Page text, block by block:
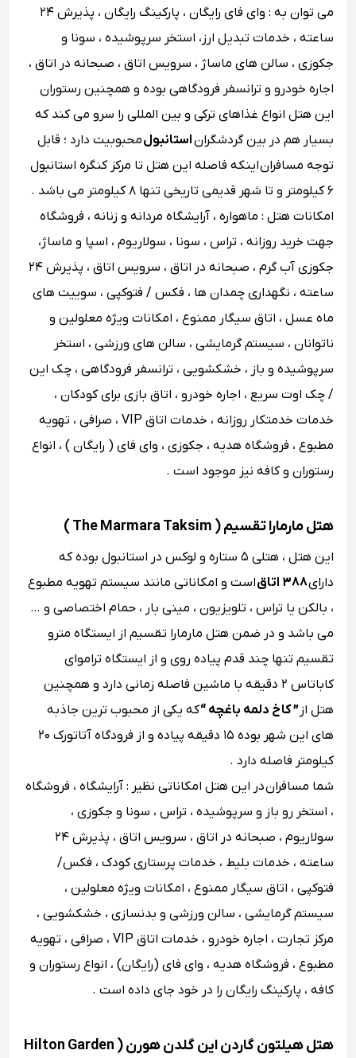
می توان به : وای ‌فای رایگان ‌، پارکینگ رایگان ، پذیرش ۲۴
ساعته ، خدمات تبدیل ارز، استخر سرپوشیده ، سونا و
جکوزی ، سالن های ماساژ ، سرویس اتاق ، صبحانه در اتاق ،
اجاره خودرو و ترانسفر فرودگاهی بوده و همچنین رستوران
این هتل انواع غذاهای ترکی و بین ‌المللی را سرو می ‌کند که
بسیار هم در بین گردشگراناستانبولمحبوبیت دارد ؛ قابل
توجه مسافران اینکه فاصله این هتل تا مرکز کنگره استانبول
۶ کیلومتر و تا شهر قدیمی تاریخی تنها ۸ کیلومتر می باشد .
امکانات هتل : ماهواره ، آرایشگاه مردانه و زنانه ، فروشگاه
جهت خرید روزانه ، تراس ، سونا ، سولاریوم ، اسپا و ماساژ،
جکوزی آب گرم ، صبحانه در اتاق ، سرویس اتاق ، پذیرش ۲۴
ساعته ، نگهداری چمدان‌ ها ، فکس / فتوکپی ، سوییت های
ماه عسل ، اتاق سیگار ممنوع ، امکانات ویژه معلولین و
ناتوانان ، سیستم گرمایشی ، سالن های ورزشی ، استخر
سرپوشیده و باز ، خشکشویی ، ترانسفر فرودگاهی ، چک این
/ چک اوت سریع ، اجاره خودرو ، اتاق بازی برای کودکان ،
خدمات خدمتکار روزانه ، خدمات اتاق VIP ، صرافی ، تهویه
مطبوع ، فروشگاه هدیه ، جکوزی ، وای‌ فای ( رایگان ) ، انواع
رستوران و کافه نیز موجود است .
هتل مارمارا تقسیم ( The Marmara Taksim )
این هتل ، هتلی ۵ ستاره و لوکس در استانبول بوده که
دارای۳۸۸ اتاق
است و امکاناتی مانند سیستم تهویه مطبوع
، بالکن یا تراس ، تلویزیون ، مینی بار ، حمام اختصاصی و …
می باشد و در ضمن هتل مارمارا تقسیم از ایستگاه مترو
تقسیم تنها چند قدم پیاده روی و از ایستگاه تراموای
کاباتاس ۲ دقیقه با ماشین فاصله زمانی دارد و همچنین
هتل از ” کاخ دلمه ‌باغچه “که یکی از محبوب ترین جاذبه
های این شهر بوده ۱۵ دقیقه پیاده و از فرودگاه آتاتورک ۲۰
کیلومتر فاصله دارد .
شما مسافران در این هتل امکاناتی نظیر : آرایشگاه ، فروشگاه
، استخر رو باز و سرپوشیده ، تراس ، سونا و جکوزی ،
سولاریوم ، صبحانه در اتاق ، سرویس اتاق ، پذیرش ۲۴
ساعته ، خدمات بلیط ، خدمات پرستاری کودک ، فکس/
فتوکپی ، اتاق سیگار ممنوع ، امکانات ویژه معلولین ،
سیستم گرمایشی ، سالن ورزشی و بدنسازی ، خشکشویی ،
مرکز تجارت ، اجاره خودرو ، خدمات اتاق VIP ، صرافی ، تهویه
مطبوع ، فروشگاه هدیه ، وای ‌فای (رایگان) ، انواع رستوران و
کافه ، پارکینگ رایگان را در خود جای داده است .
هتل هیلتون گاردن این گلدن هورن ( Hilton Garden